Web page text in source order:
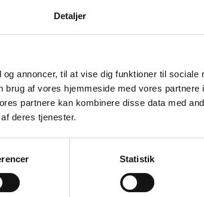
Detaljer
annoncer, til at vise dig funktioner til sociale
af vores hjemmeside med vores partnere
partnere kan kombinere disse data med
deres tjenester.
Statistik
målsætninger og
partnere
adgangsforhold gør det muligt at
landsdele der er markeret
Se også UMs rejsevejledninger
3 sider)